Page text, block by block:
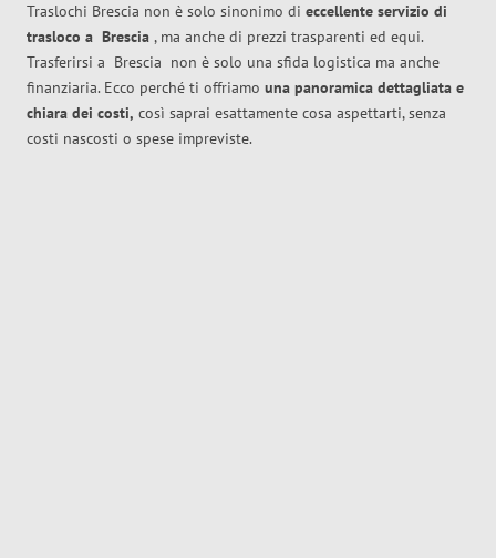
Traslochi Brescia non è solo sinonimo di eccellente servizio di
trasloco a Brescia , ma anche di prezzi trasparenti ed equi.
Trasferirsi a Brescia non è solo una sfida logistica ma anche
finanziaria. Ecco perché ti offriamo una panoramica dettagliata e
chiara dei costi, così saprai esattamente cosa aspettarti, senza
costi nascosti o spese impreviste.